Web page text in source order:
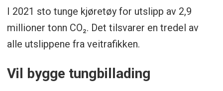
handlingsrommet tillater det»
Ny E18 forbi Sandvika er ute av
Nasjonal transportplan og flyttet over i
som ikke er prioritert.
I 2021 sto tunge kjøretøy for utslipp av 2,9
millioner tonn CO₂. Det tilsvarer en tredel av
alle utslippene fra veitrafikken.
Vil bygge tungbillading